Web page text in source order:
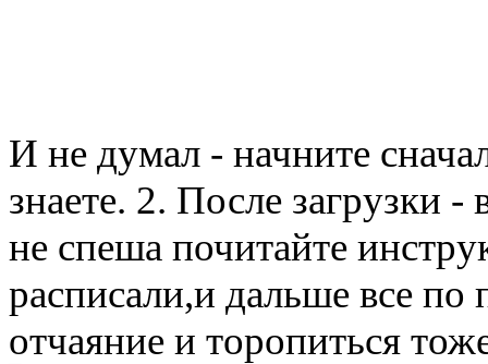
И не думал - начните
знаете. 2. После загрузки
не спеша почитайте
расписали,и дальше все по
отчаяние и торопиться